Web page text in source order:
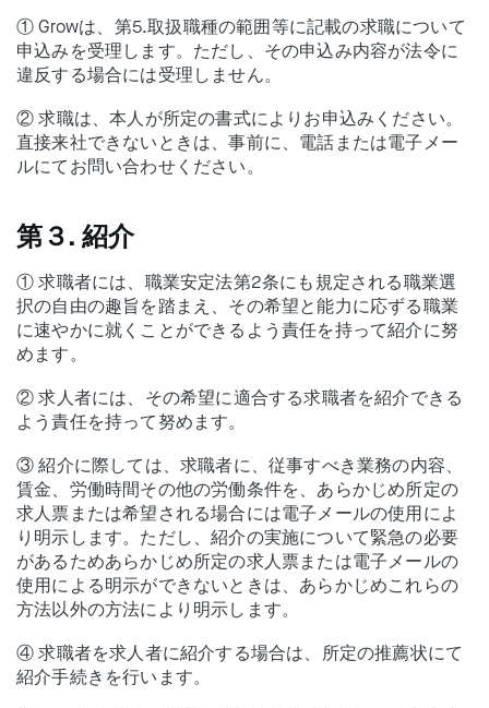
① Growは、第5.取扱職種の範囲等に記載の求職について
申込みを受理します。ただし、その申込み内容が法令に
違反する場合には受理しません。
② 求職は、本人が所定の書式によりお申込みください。
直接来社できないときは、事前に、電話または電子メー
ルにてお問い合わせください。
第３. 紹介
① 求職者には、職業安定法第2条にも規定される職業選
択の自由の趣旨を踏まえ、その希望と能力に応ずる職業
に速やかに就くことができるよう責任を持って紹介に努
めます。
② 求人者には、その希望に適合する求職者を紹介できる
よう責任を持って努めます。
③ 紹介に際しては、求職者に、従事すべき業務の内容、
賃金、労働時間その他の労働条件を、あらかじめ所定の
求人票または希望される場合には電子メールの使用によ
り明示します。ただし、紹介の実施について緊急の必要
があるためあらかじめ所定の求人票または電子メールの
使用による明示ができないときは、あらかじめこれらの
方法以外の方法により明示します。
④ 求職者を求人者に紹介する場合は、所定の推薦状にて
紹介手続きを行います。